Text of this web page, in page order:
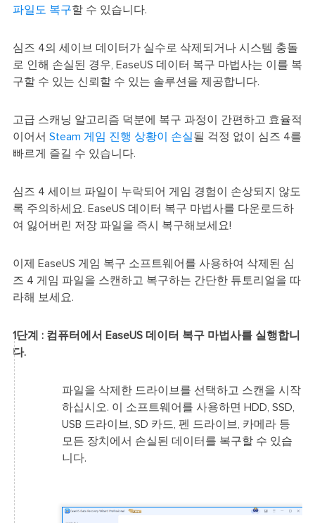
파일도 복구할 수 있습니다.
심즈 4의 세이브 데이터가 실수로 삭제되거나 시스템 충돌
로 인해 손실된 경우, EaseUS 데이터 복구 마법사는 이를 복
구할 수 있는 신뢰할 수 있는 솔루션을 제공합니다.
고급 스캐닝 알고리즘 덕분에 복구 과정이 간편하고 효율적
이어서 Steam 게임 진행 상황이 손실될 걱정 없이 심즈 4를
빠르게 즐길 수 있습니다.
심즈 4 세이브 파일이 누락되어 게임 경험이 손상되지 않도
록 주의하세요. EaseUS 데이터 복구 마법사를 다운로드하
여 잃어버린 저장 파일을 즉시 복구해보세요!
이제 EaseUS 게임 복구 소프트웨어를 사용하여 삭제된 심
즈 4 게임 파일을 스캔하고 복구하는 간단한 튜토리얼을 따
라해 보세요.
1단계 : 컴퓨터에서 EaseUS 데이터 복구 마법사를 실행합니
다.
파일을 삭제한 드라이브를 선택하고 스캔을 시작
하십시오. 이 소프트웨어를 사용하면 HDD, SSD,
USB 드라이브, SD 카드, 펜 드라이브, 카메라 등
모든 장치에서 손실된 데이터를 복구할 수 있습
니다.